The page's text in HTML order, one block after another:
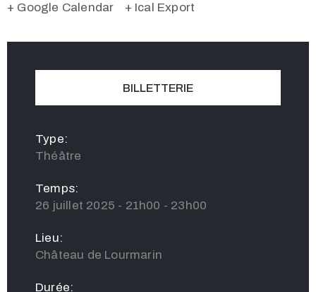
+ Google Calendar + Ical Export
BILLETTERIE
Type:
Théâtre
Temps:
26 juillet 2025 - 21h00 - 23h00
Lieu:
Château de Lourmarin
Durée: